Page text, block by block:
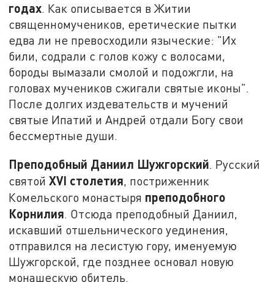
годах. Как описывается в Житии
священномучеников, еретические пытки
едва ли не превосходили языческие: "Их
били, содрали с голов кожу с волосами,
бороды вымазали смолой и подожгли, на
головах мучеников сжигали святые иконы".
После долгих издевательств и мучений
святые Ипатий и Андрей отдали Богу свои
бессмертные души.
Преподобный Даниил Шужгорский. Русский
святойXVI столетия, постриженник
Комельского монастыря преподобного
Корнилия. Отсюда преподобный Даниил,
искавший отшельнического уединения,
отправился на лесистую гору, именуемую
Шужгорской, где позднее основал новую
монашескую обитель.